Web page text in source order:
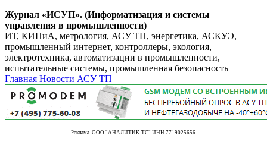
Журнал «ИСУП». (Информатизация и системы
управления в промышленности)
ИТ, КИПиА, метрология, АСУ ТП, энергетика, АСКУЭ,
промышленный интернет, контроллеры, экология,
электротехника, автоматизации в промышленности,
испытательные системы, промышленная безопасность
Главная Новости АСУ ТП
Реклама. ООО "АНАЛИТИК-ТС" ИНН 7719025656